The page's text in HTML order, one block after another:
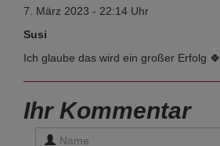
7. März 2023 - 22:14 Uhr
Susi
Ich glaube das wird ein großer Erfolg 🍀
Ihr Kommentar